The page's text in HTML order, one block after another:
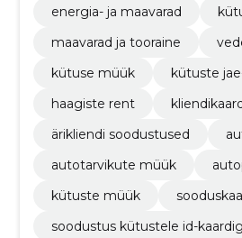
energia- ja maavarad
maavarad ja tooraine
kütuse müük
kütuste
haagiste rent
ärikliendi soodustused
autotarvikute müük
kütuste müük
soodustus kütustele id-